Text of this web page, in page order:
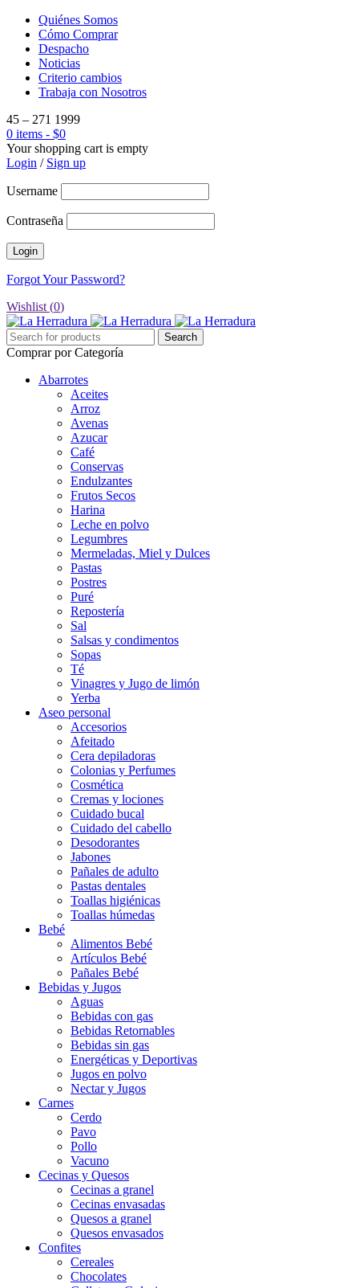
Quiénes Somos
Cómo Comprar
Despacho
Noticias
Criterio cambios
Trabaja con Nosotros
45 – 271 1999
0 items - $0
Your shopping cart is empty
Login / Sign up
Username
Contraseña
Forgot Your Password?
Wishlist (0)
Comprar por Categoría
Abarrotes
Aceites
Arroz
Avenas
Azucar
Café
Conservas
Endulzantes
Frutos Secos
Harina
Leche en polvo
Legumbres
Mermeladas, Miel y Dulces
Pastas
Postres
Puré
Repostería
Sal
Salsas y condimentos
Sopas
Té
Vinagres y Jugo de limón
Yerba
Aseo personal
Accesorios
Afeitado
Cera depiladoras
Colonias y Perfumes
Cosmética
Cremas y lociones
Cuidado bucal
Cuidado del cabello
Desodorantes
Jabones
Pañales de adulto
Pastas dentales
Toallas higiénicas
Toallas húmedas
Bebé
Alimentos Bebé
Artículos Bebé
Pañales Bebé
Bebidas y Jugos
Aguas
Bebidas con gas
Bebidas Retornables
Bebidas sin gas
Energéticas y Deportivas
Jugos en polvo
Nectar y Jugos
Carnes
Cerdo
Pavo
Pollo
Vacuno
Cecinas y Quesos
Cecinas a granel
Cecinas envasadas
Quesos a granel
Quesos envasados
Confites
Cereales
Chocolates